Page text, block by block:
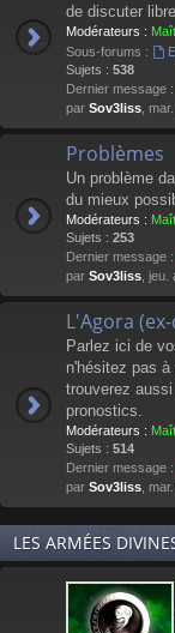
de discuter
Modérateurs :
Sous-forums :
Sujets : 538
Dernier message :
par Sov3liss ,
Problèmes
Un problème
du mieux
Modérateurs :
Sujets : 253
Dernier message :
par Sov3liss ,
L'Agora
Parlez ici de
n'hésitez pas
trouverez
pronostics.
Modérateurs :
Sujets : 514
Dernier message :
par Sov3liss ,
LES ARMÉES